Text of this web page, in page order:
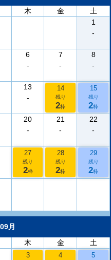
木 金
土
1
-
6
-
7
-
8
-
13
-
14
残り
2枠
15
残り
2枠
20
-
21
-
22
-
27
残り
2枠
28
残り
2枠
29
残り
2枠
月
木 金 土
3 4 5